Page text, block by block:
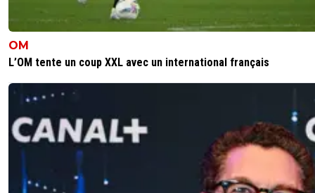
OM
L’OM tente un coup XXL avec un international français